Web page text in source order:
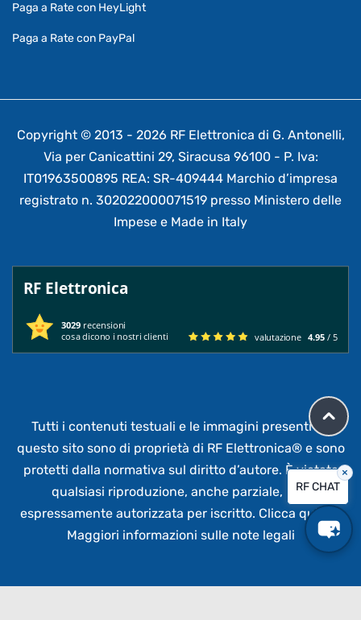
Paga a Rate con HeyLight
Paga a Rate con PayPal
Copyright © 2013 - 2026 RF Elettronica di G. Antonelli,
Via per Canicattini 29, Siracusa 96100 - P. Iva:
IT01963500895 REA: SR-409444 Marchio d’impresa
registrato n. 302022000071519 presso Ministero delle
Impese e Made in Italy
RF Elettronica
3029 recensioni
cosa dicono i nostri clienti
valutazione 4.95 / 5
Tutti i contenuti testuali e le immagini presenti su
questo sito sono di proprietà di RF Elettronica® e sono
protetti dalla normativa sul diritto d’autore. È vietata
qualsiasi riproduzione, anche parziale,
non
espressamente autorizzata per iscritto. Clicca qui per
Maggiori informazioni sulle note legali
RF CHAT
×